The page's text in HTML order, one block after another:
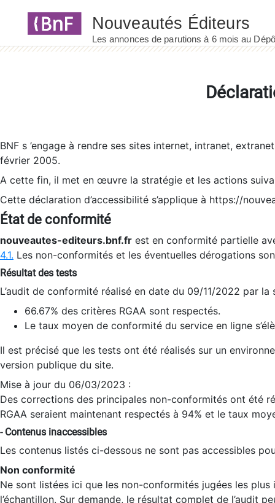
BNF s ’engage à rendre ses sites internet, intranet,
février 2005.
A cette fin, il met en œuvre la stratégie et les actions
Cette déclaration d’accessibilité s’applique à https://
État de conformité
nouveautes-editeurs.bnf.fr est en conformité partielle
4.1. Les non-conformités et les éventuelles dérogations
Résultat des tests
L’audit de conformité réalisé en date du 09/11/2022 par
66.67% des critères RGAA sont respectés.
Le taux moyen de conformité du service en ligne
Il est précisé que les tests ont été réalisés sur un
version publique du site.
Mise à jour du 06/03/2023 :
Des corrections des principales non-conformités ont été
RGAA seraient maintenant respectés à 94% et le taux
- Contenus inaccessibles
Les contenus listés ci-dessous ne sont pas accessibles
Non conformité
Ne sont listées ici que les non-conformités jugées les
l’échantillon. Sur demande, le résultat complet de l’audit